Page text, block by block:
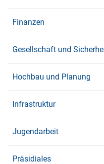
Finanzen
Gesellschaft und
Hochbau und Planung
Infrastruktur
Jugendarbeit
Präsidiales